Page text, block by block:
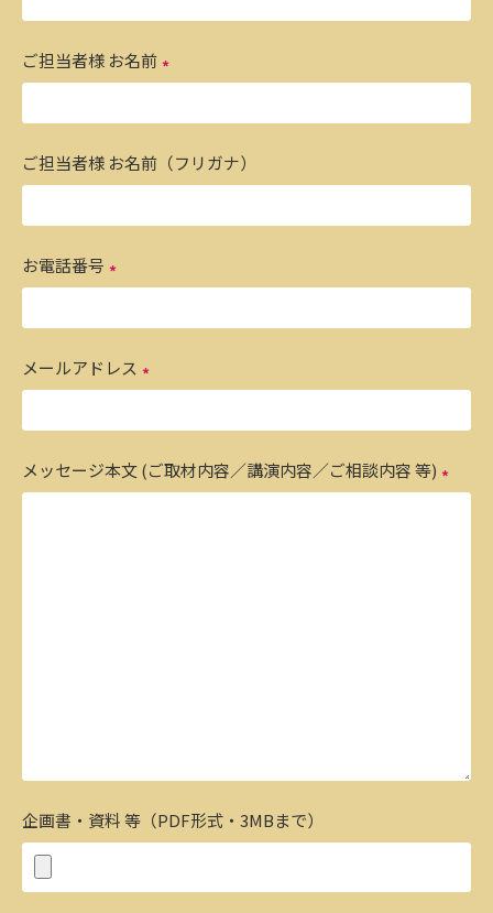
ご担当者様 お名前
ご担当者様 お名前（フリガナ）
お電話番号
メールアドレス
メッセージ本文 (ご取材内容／講演内容／ご相談内容 等)
企画書・資料 等（PDF形式・3MBまで）